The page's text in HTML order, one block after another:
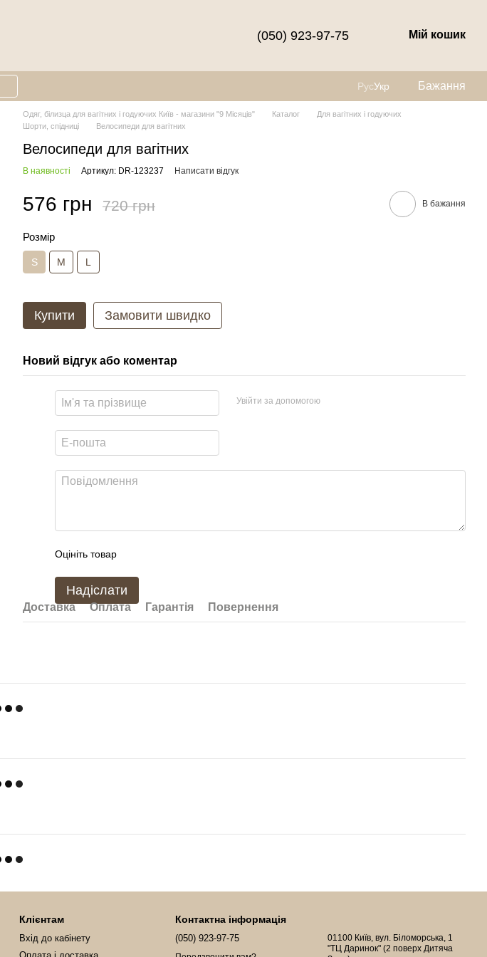
(050) 923-97-75 Мій кошик
РусУкр Бажання
Одяг, білизца для вагітних і годуючих Київ - магазини "9 Місяців" Каталог
Для вагітних і годуючих
Шорти, спідниці
Велосипеди для вагітних
Велосипеди для вагітних
В наявності Артикул: DR-123237 Написати відгук
576 грн 720 грн В бажання
Розмір
S M L
Купити Замовити швидко
Новий відгук або коментар
Увійти за допомогою
Оцініть товар
Надіслати
Доставка Оплата Гарантія Повернення
Клієнтам
Вхід до кабінету
Контактна інформація
(050) 923-97-75
01100 Київ, вул. Біломорська, 1
"ТЦ Даринок" (2 поверх Дитяча